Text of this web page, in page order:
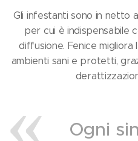
Gli infestanti sono in netto
per cui è indispensabile
diffusione. Fenice
ambienti sani e protetti,
Ogni